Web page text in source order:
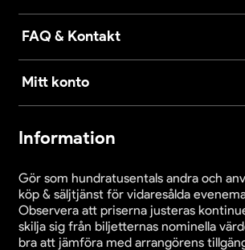
FAQ & Kontakt
Mitt konto
Information
Gör som hundratusentals andra och
köp & säljtjänst för vidaresålda
Observera att priserna justeras
skilja sig från biljetternas nominella
bra att jämföra med arrangörens